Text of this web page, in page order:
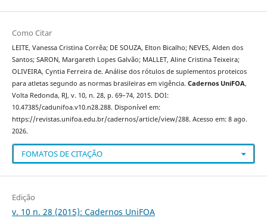
Como Citar
LEITE, Vanessa Cristina Corrêa; DE SOUZA, Elton Bicalho; NEVES, Alden dos
Santos; SARON, Margareth Lopes Galvão; MALLET, Aline Cristina Teixeira;
OLIVEIRA, Cyntia Ferreira de. Análise dos rótulos de suplementos proteicos
para atletas segundo as normas brasileiras em vigência. Cadernos UniFOA,
Volta Redonda, RJ, v. 10, n. 28, p. 69–74, 2015. DOI:
10.47385/cadunifoa.v10.n28.288. Disponível em:
https://revistas.unifoa.edu.br/cadernos/article/view/288. Acesso em: 8 ago.
2026.
FOMATOS DE CITAÇÃO
Edição
v. 10 n. 28 (2015): Cadernos UniFOA